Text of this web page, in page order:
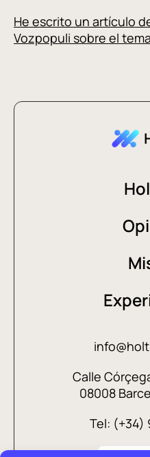
He escrito un artículo
Vozpopuli sobre el tema
Calle
08008
Tel: (+34)